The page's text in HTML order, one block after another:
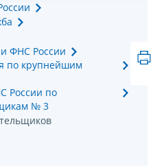
ФНС России
по крупнейшим
России по
№ 3